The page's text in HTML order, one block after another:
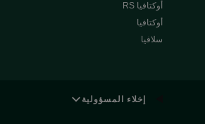
أوكتافيا RS
أوكتافيا
سلافيا
إخلاء المسؤولية